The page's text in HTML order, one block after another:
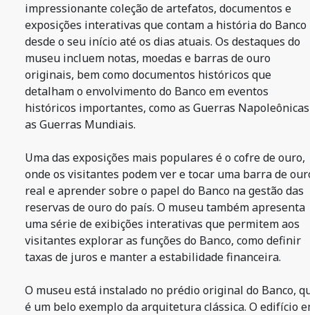
impressionante coleção de artefatos, documentos e
exposições interativas que contam a história do Banco
desde o seu início até os dias atuais. Os destaques do
museu incluem notas, moedas e barras de ouro
originais, bem como documentos históricos que
detalham o envolvimento do Banco em eventos
históricos importantes, como as Guerras
as Guerras Mundiais.
Uma das exposições mais populares é o cofre de ouro,
onde os visitantes podem ver e tocar uma barra de
real e aprender sobre o papel do Banco na gestão das
reservas de ouro do país. O museu também apresenta
uma série de exibições interativas que permitem aos
visitantes explorar as funções do Banco, como definir
taxas de juros e manter a estabilidade financeira.
O museu está instalado no prédio original do Banco,
é um belo exemplo da arquitetura clássica. O edifício